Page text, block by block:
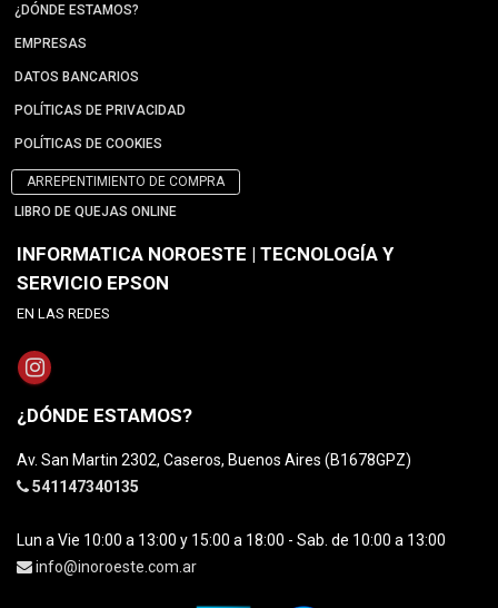
¿DÓNDE ESTAMOS?
EMPRESAS
DATOS BANCARIOS
POLÍTICAS DE PRIVACIDAD
POLÍTICAS DE COOKIES
ARREPENTIMIENTO DE COMPRA
LIBRO DE QUEJAS ONLINE
INFORMATICA NOROESTE | TECNOLOGÍA Y
SERVICIO EPSON
EN LAS REDES
¿DÓNDE ESTAMOS?
Av. San Martin 2302, Caseros, Buenos Aires (B1678GPZ)
541147340135
Lun a Vie 10:00 a 13:00 y 15:00 a 18:00 - Sab. de 10:00 a 13:00
info@inoroeste.com.ar